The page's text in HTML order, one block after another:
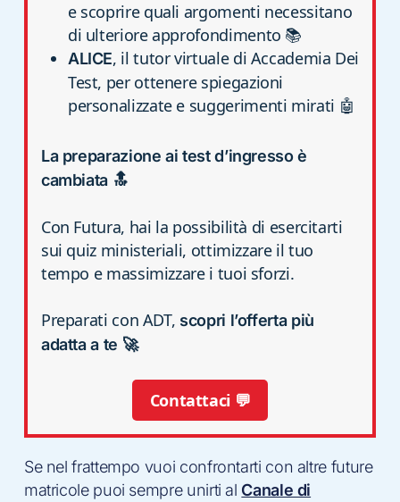
e scoprire quali argomenti necessitano
di ulteriore approfondimento 📚
ALICE, il tutor virtuale di Accademia Dei
Test, per ottenere spiegazioni
personalizzate e suggerimenti mirati 🤖
La preparazione ai test d’ingresso è
cambiata 🔝
Con Futura, hai la possibilità di esercitarti
sui quiz ministeriali, ottimizzare il tuo
tempo e massimizzare i tuoi sforzi.
Preparati con ADT, scopri l’offerta più
adatta a te 🚀
Contattaci 💬
Se nel frattempo vuoi confrontarti con altre future
matricole puoi sempre unirti al Canale di